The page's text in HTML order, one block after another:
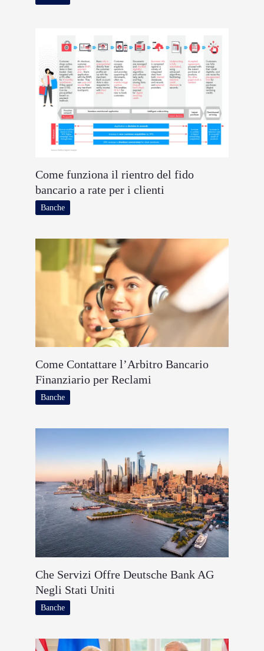
Come funziona il rientro del fido
bancario a rate per i clienti
Banche
Come Contattare l’Arbitro Bancario
Finanziario per Reclami
Banche
Che Servizi Offre Deutsche Bank AG
Negli Stati Uniti
Banche